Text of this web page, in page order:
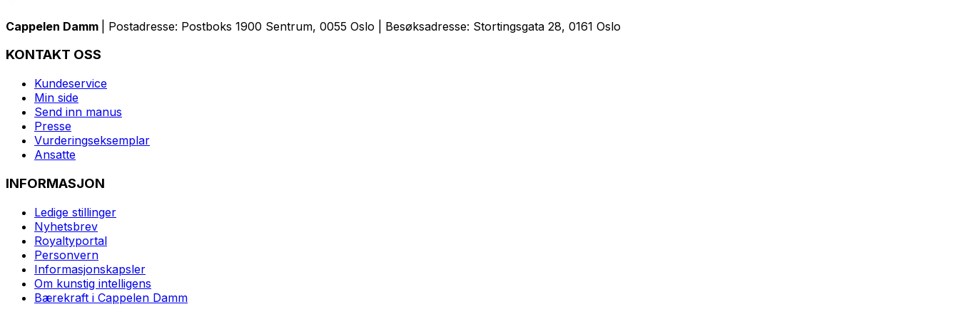
Cappelen Damm | Postadresse: Postboks 1900 Sentrum, 0055 Oslo | Besøksadresse: Stortingsgata 28, 0161 Oslo
KONTAKT OSS
Kundeservice
Min side
Send inn manus
Presse
Vurderingseksemplar
Ansatte
INFORMASJON
Ledige stillinger
Nyhetsbrev
Royaltyportal
Personvern
Informasjonskapsler
Om kunstig intelligens
Bærekraft i Cappelen Damm